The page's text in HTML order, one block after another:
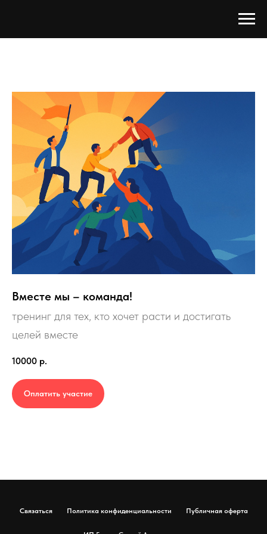
Вместе мы – команда!
тренинг для тех, кто хочет расти и достигать
целей вместе
10000 р.
Оплатить участие
Связаться Политика конфиденциальности Публичная оферта